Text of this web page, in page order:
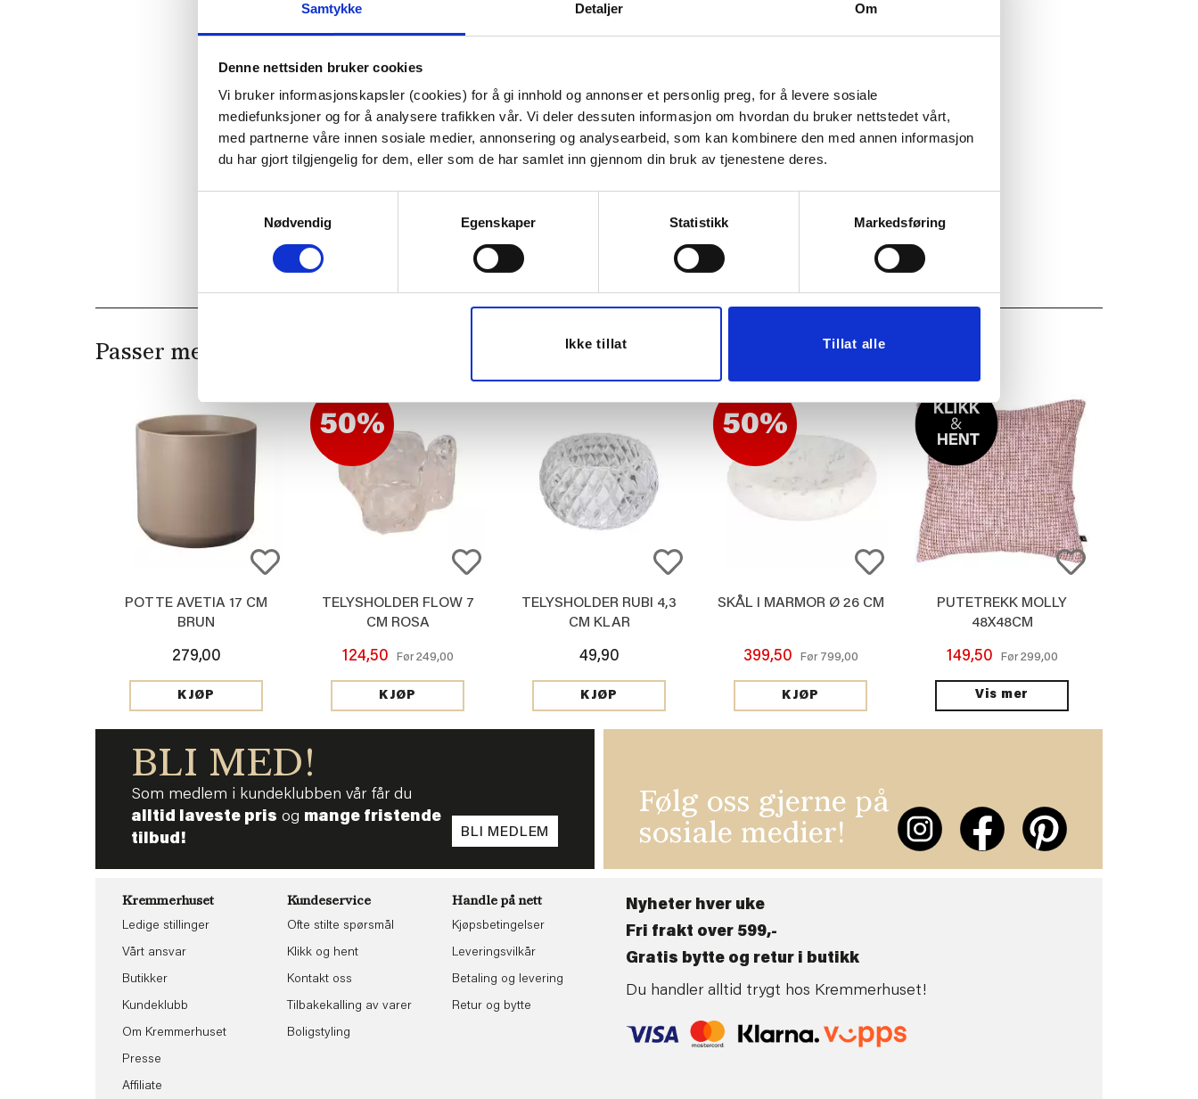
Samtykke Detaljer Om
Denne nettsiden bruker cookies
Vi bruker informasjonskapsler (cookies) for å gi innhold og annonser et personlig preg, for å levere sosiale
mediefunksjoner og for å analysere trafikken vår. Vi deler dessuten informasjon om hvordan du bruker nettstedet vårt,
med partnerne våre innen sosiale medier, annonsering og analysearbeid, som kan kombinere den med annen informasjon
du har gjort tilgjengelig for dem, eller som de har samlet inn gjennom din bruk av tjenestene deres.
Nødvendig
Egenskaper Statistikk Markedsføring
Ikke tillat Tillat alle
Materiale:
70% Tekstil, 20% Plastikk, 10% Metall
Bredde:
20 cm
Dybde:
20 cm
Passer med
POTTE AVETIA 17 CM
BRUN
279,00
KJØP
50%
TELYSHOLDER FLOW 7
CM ROSA
124,50 Før249,00
KJØP
TELYSHOLDER RUBI 4,3
CM KLAR
49,90
KJØP
50%
SKÅL I MARMOR Ø 26 CM
399,50 Før 799,00
KJØP
PUTETREKK MOLLY
48X48CM
149,50 Før299,00
Vis mer
BLI MED!
Som medlem i kundeklubben vår får du
alltid laveste pris og mange fristende
tilbud!
BLI MEDLEM
Følg oss gjerne på
sosiale medier!
Kremmerhuset
Ledige stillinger
Vårt ansvar
Butikker
Kundeklubb
Om Kremmerhuset
Presse
Affiliate
Kundeservice
Ofte stilte spørsmål
Klikk og hent
Kontakt oss
Tilbakekalling av varer
Boligstyling
Handle på nett
Kjøpsbetingelser
Leveringsvilkår
Betaling og levering
Retur og bytte
Nyheter hver uke
Fri frakt over 599,-
Gratis bytte og retur i butikk
Du handler alltid trygt hos Kremmerhuset!